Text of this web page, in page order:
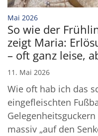
Mai 2026:
So wie der
zeigt Maria:
– oft ganz leise,
11. Mai 2026
Wie oft hab ich das
eingefleischten
massiv „auf den